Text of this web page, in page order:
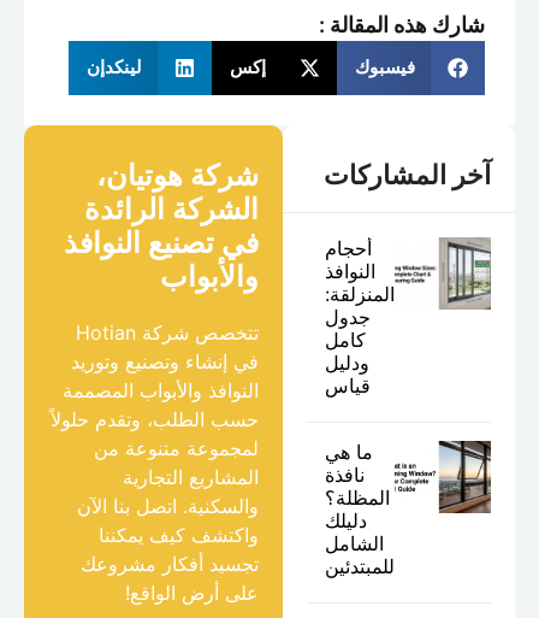
شارك هذه المقالة :
فيسبوك إكس لينكدإن
آخر المشاركات
أحجام
النوافذ
المنزلقة:
جدول
كامل
ودليل
قياس
ما هي
نافذة
المظلة؟
دليلك
الشامل
للمبتدئين
شركة هوتيان،
الشركة الرائدة
في تصنيع النوافذ
والأبواب
تتخصص شركة Hotian
في إنشاء وتصنيع وتوريد
النوافذ والأبواب المصممة
حسب الطلب، وتقدم حلولاً
لمجموعة متنوعة من
المشاريع التجارية
والسكنية. اتصل بنا الآن
واكتشف كيف يمكننا
تجسيد أفكار مشروعك
على أرض الواقع!